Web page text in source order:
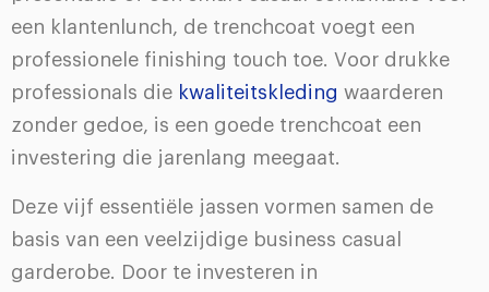
een klantenlunch, de trenchcoat voegt een
professionele finishing touch toe. Voor drukke
professionals die kwaliteitskleding waarderen
zonder gedoe, is een goede trenchcoat een
investering die jarenlang meegaat.
Deze vijf essentiële jassen vormen samen de
basis van een veelzijdige business casual
garderobe. Door te investeren in